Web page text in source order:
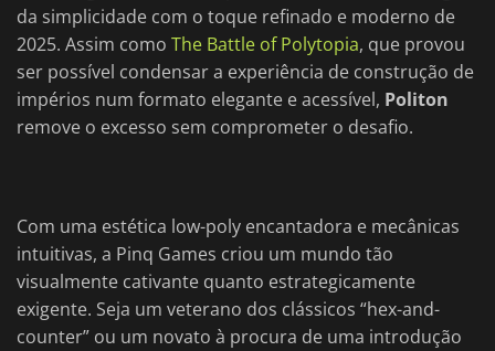
da simplicidade com o toque refinado e moderno de
2025. Assim como The Battle of Polytopia, que provou
ser possível condensar a experiência de construção de
impérios num formato elegante e acessível, Politon
remove o excesso sem comprometer o desafio.
Com uma estética low-poly encantadora e mecânicas
intuitivas, a Pinq Games criou um mundo tão
visualmente cativante quanto estrategicamente
exigente. Seja um veterano dos clássicos “hex-and-
counter” ou um novato à procura de uma introdução